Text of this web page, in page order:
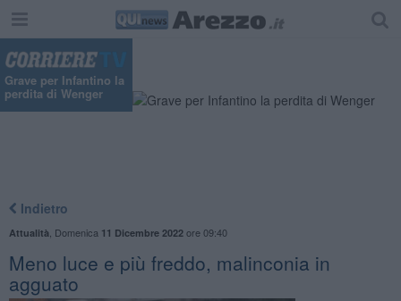
Grave per Infantino la
perdita di Wenger
Indietro
Attualità Domenica 11 Dicembre 2022ore 09:40
Meno luce e più freddo, malinconia in
agguato